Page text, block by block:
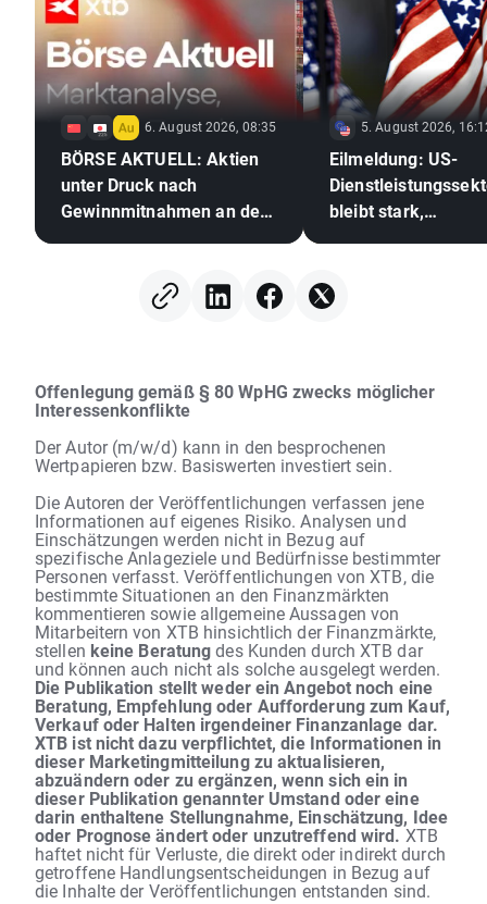
6. August 2026, 08:35
BÖRSE AKTUELL: Aktien
unter Druck nach
Gewinnmitnahmen an der
5. August 2026,
Eilmeldung: US-
bleibt stark,
Offenlegung gemäß § 80 WpHG zwecks möglicher
Interessenkonflikte
Der Autor (m/w/d) kann in den besprochenen
Wertpapieren bzw. Basiswerten investiert sein.
Die Autoren der Veröffentlichungen verfassen jene
Informationen auf eigenes Risiko. Analysen und
Einschätzungen werden nicht in Bezug auf
spezifische Anlageziele und Bedürfnisse bestimmter
Personen verfasst. Veröffentlichungen von XTB, die
bestimmte Situationen an den Finanzmärkten
kommentieren sowie allgemeine Aussagen von
Mitarbeitern von XTB hinsichtlich der Finanzmärkte,
stellen keine Beratungdes Kunden durch XTB dar
und können auch nicht als solche ausgelegt werden.
Die Publikation stellt weder ein Angebot noch eine
Beratung, Empfehlung oder Aufforderung zum Kauf,
Verkauf oder Halten irgendeiner Finanzanlage dar.
XTB ist nicht dazu verpflichtet, die Informationen in
dieser Marketingmitteilung zu aktualisieren,
abzuändern oder zu ergänzen, wenn sich ein in
dieser Publikation genannter Umstand oder eine
darin enthaltene Stellungnahme, Einschätzung, Idee
oder Prognose ändert oder unzutreffend wird. XTB
haftet nicht für Verluste, die direkt oder indirekt durch
getroffene Handlungsentscheidungen in Bezug auf
die Inhalte der Veröffentlichungen entstanden sind.